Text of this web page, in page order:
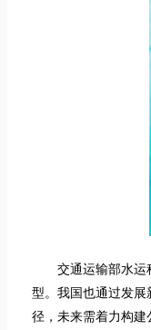
交通运输部水运
型。我国也通过发
径，未来需着力构